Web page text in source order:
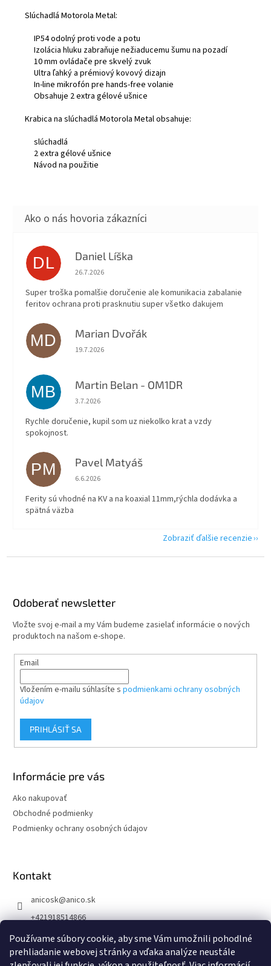
Používame súbory cookie, aby sme Vám umožnili pohodlné
prehliadanie webovej stránky a vďaka analýze neustále
Slúchadlá Motorola Metal:
IP54 odolný proti vode a potu
Izolácia hluku zabraňuje nežiaducemu šumu na pozadí
10 mm ovládače pre skvelý zvuk
Ultra ľahký a prémiový kovový dizajn
In-line mikrofón pre hands-free volanie
Obsahuje 2 extra gélové ušnice
Krabica na slúchadlá Motorola Metal obsahuje:
slúchadlá
2 extra gélové ušnice
Návod na použitie
DL Daniel Líška
Hodnotenie obchodu je 5 z 5 hviezdičiek.
26.7.2026
Super troška pomalšie doručenie ale komunikacia zabalanie
feritov ochrana proti prasknutiu super všetko dakujem
MD Marian Dvořák
Hodnotenie obchodu je 5 z 5 hviezdičiek.
19.7.2026
MB Martin Belan - OM1DR
Hodnotenie obchodu je 5 z 5 hviezdičiek.
3.7.2026
Rychle doručenie, kupil som uz niekolko krat a vzdy
spokojnost.
PM Pavel Matyáš
Hodnotenie obchodu je 5 z 5 hviezdičiek.
6.6.2026
Ferity sú vhodné na KV a na koaxial 11mm,rýchla dodávka a
spätná väzba
Zobraziť ďalšie recenzie
Odoberať newsletter
Vložte svoj e-mail a my Vám budeme zasielať informácie o nových
produktoch na našom e-shope.
Email
Vložením e-mailu súhlasíte s podmienkami ochrany osobných
údajov
PRIHLÁSIŤ SA
Informácie pre vás
Ako nakupovať
Obchodné podmienky
Podmienky ochrany osobných údajov
Kontakt
anicosk@anico.sk
+421918514866
ANICO Slovakia
anico_slovakia